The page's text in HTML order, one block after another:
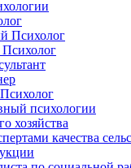
Психолог
психологии
хозяйства
качества